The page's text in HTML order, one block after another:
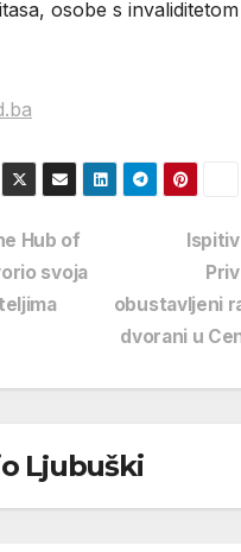
osobe s
obustavljeni
dvorani u
Hub of
svoja
Ljubuški